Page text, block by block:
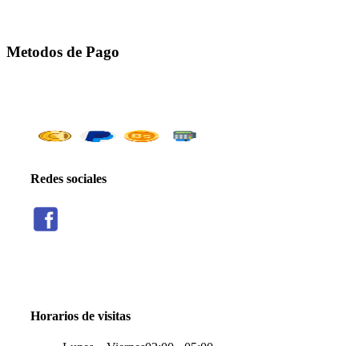
Metodos de Pago
Redes sociales
Horarios de visitas